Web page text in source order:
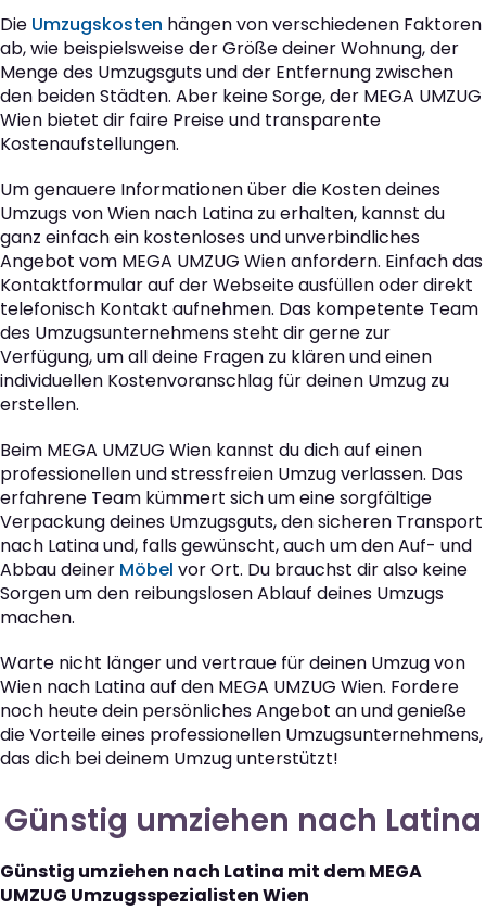
Die Umzugskosten hängen von verschiedenen Faktoren
ab, wie beispielsweise der Größe deiner Wohnung, der
Menge des Umzugsguts und der Entfernung zwischen
den beiden Städten. Aber keine Sorge, der MEGA UMZUG
Wien bietet dir faire Preise und transparente
Kostenaufstellungen.
Um genauere Informationen über die Kosten deines
Umzugs von Wien nach Latina zu erhalten, kannst du
ganz einfach ein kostenloses und unverbindliches
Angebot vom MEGA UMZUG Wien anfordern. Einfach das
Kontaktformular auf der Webseite ausfüllen oder direkt
telefonisch Kontakt aufnehmen. Das kompetente Team
des Umzugsunternehmens steht dir gerne zur
Verfügung, um all deine Fragen zu klären und einen
individuellen Kostenvoranschlag für deinen Umzug zu
erstellen.
Beim MEGA UMZUG Wien kannst du dich auf einen
professionellen und stressfreien Umzug verlassen. Das
erfahrene Team kümmert sich um eine sorgfältige
Verpackung deines Umzugsguts, den sicheren Transport
nach Latina und, falls gewünscht, auch um den Auf- und
Abbau deiner Möbel vor Ort. Du brauchst dir also keine
Sorgen um den reibungslosen Ablauf deines Umzugs
machen.
Warte nicht länger und vertraue für deinen Umzug von
Wien nach Latina auf den MEGA UMZUG Wien. Fordere
noch heute dein persönliches Angebot an und genieße
die Vorteile eines professionellen Umzugsunternehmens,
das dich bei deinem Umzug unterstützt!
Günstig umziehen nach Latina
Günstig umziehen nach Latina mit dem MEGA
UMZUG Umzugsspezialisten Wien